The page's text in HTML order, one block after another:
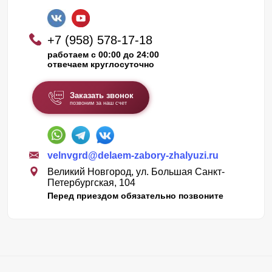
+7 (958) 578-17-18
работаем с 00:00 до 24:00
отвечаем круглосуточно
Заказать звонок
позвоним за наш счет
velnvgrd@delaem-zabory-zhalyuzi.ru
Великий Новгород, ул. Большая Санкт-
Петербургская, 104
Перед приездом обязательно позвоните